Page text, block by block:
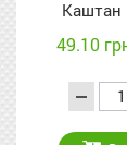
Каштан
49.10